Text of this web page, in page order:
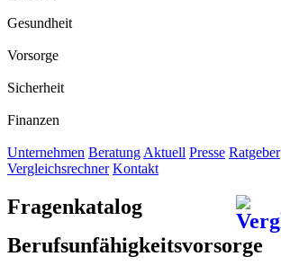
Gesundheit
Vorsorge
Sicherheit
Finanzen
Unternehmen Beratung Aktuell Presse Ratgeber
Vergleichsrechner Kontakt
Fragenkatalog
Berufsunfähigkeitsvorsorge